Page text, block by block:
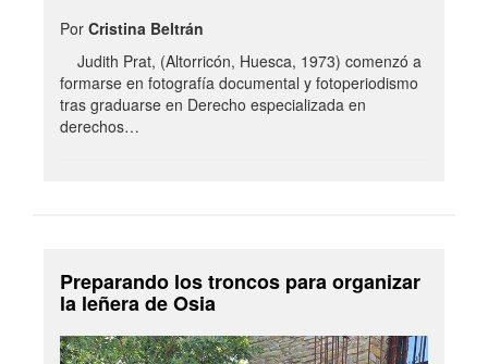
Por Cristina Beltrán
Judith Prat, (Altorricón, Huesca, 1973) comenzó a
formarse en fotografía documental y fotoperiodismo
tras graduarse en Derecho especializada en
derechos…
Preparando los troncos para organizar
la leñera de Osia